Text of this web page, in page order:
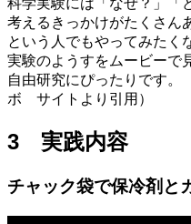
科学実験には「なぜ？」「
考えるきっかけがたくさん
という人でもやってみたく
実験のようすをムービーで
自由研究にぴったりです
ボ サイトより引用）
3 実践内容
チャック袋で保冷剤と